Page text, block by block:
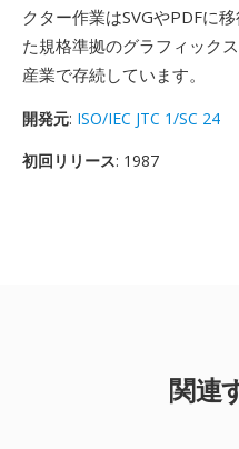
クター作業はSVGやPDFに
た規格準拠のグラフィック
産業で存続しています。
開発元: ISO/IEC JTC 1/SC 24
初回リリース: 1987
関連